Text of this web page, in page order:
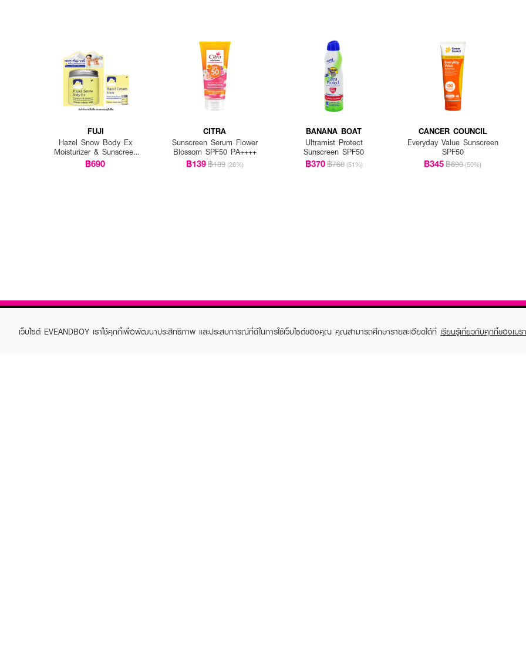
FUJI
Hazel Snow Body Ex
Moisturizer & Sunscreen
450 G.+ Hazel Cream
Snow Moisturising Cream
฿690
CITRA
Sunscreen Serum Flower
Blossom SPF50 PA++++
฿139฿189 (26%)
BANANA BOAT
Ultramist Protect
Sunscreen SPF50
฿370฿760 (51%)
CANCER COUNCIL
Everyday Value Sunscreen
SPF50
฿345฿690 (50%)
เว็บไซต์ EVEANDBOY เราใช้คุกกี้เพื่อพัฒนาประสิทธิภาพ และประสบการณ์ที่ดีในการใช้เว็บไซต์ของคุณ คุณสามารถศึกษารายละเอียดได้ที่ เรียนรู้เกี่ยวกับคุกกี้ของเบร